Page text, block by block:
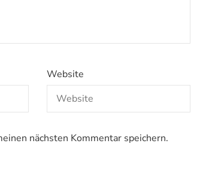
Website
nächsten Kommentar speichern.